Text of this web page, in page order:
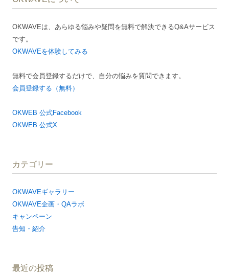
ー
ョ
ン
OKWAVEは、あらゆる悩みや疑問を無料で解決できるQ&Aサービス
です。
OKWAVEを体験してみる
無料で会員登録するだけで、自分の悩みを質問できます。
会員登録する（無料）
OKWEB 公式Facebook
OKWEB 公式X
カテゴリー
OKWAVEギャラリー
OKWAVE企画・QAラボ
キャンペーン
告知・紹介
最近の投稿